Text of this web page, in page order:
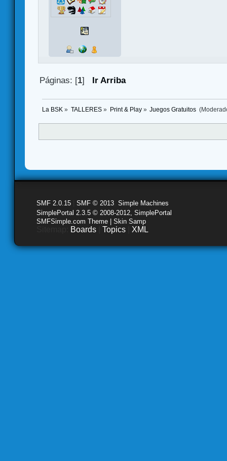
Páginas: [1] Ir Arriba
La BSK » TALLERES» Print & Play» Juegos Gratuitos
SMF 2.0.15 SMF © 2013 Simple Machines
SimplePortal 2.3.5 © 2008-2012, SimplePortal
SMFSimple.com Theme | Skin Samp
Boards Topics XML